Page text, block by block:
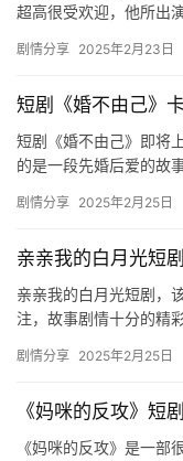
超高很受欢迎，他所出
里可…
剧情分享 2025年2月23日
短剧《婚不由己》
短剧《婚不由己》即将
的是一段先婚后爱的故
剧情分享 2025年2月25日
亲亲我的白月光短
亲亲我的白月光短剧，
注，故事剧情十分的精
绍 …
剧情分享 2025年2月25日
《妈咪的反攻》短
《妈咪的反攻》是一部